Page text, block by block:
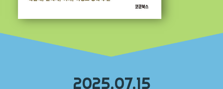
2025.07.15